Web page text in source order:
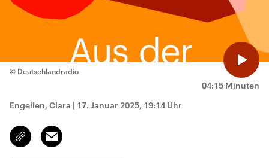
04:15 Minuten
© Deutschlandradio
Engelien, Clara | 17. Januar 2025, 19:14 Uhr
Link
kopieren/teilen
Email